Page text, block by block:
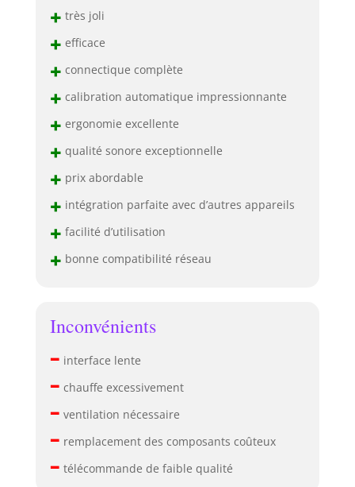
+ très joli
+ efficace
+ connectique complète
+ calibration automatique impressionnante
+ ergonomie excellente
+ qualité sonore exceptionnelle
+ prix abordable
+ intégration parfaite avec d’autres appareils
+ facilité d’utilisation
+ bonne compatibilité réseau
Inconvénients
– interface lente
– chauffe excessivement
– ventilation nécessaire
– remplacement des composants coûteux
– télécommande de faible qualité